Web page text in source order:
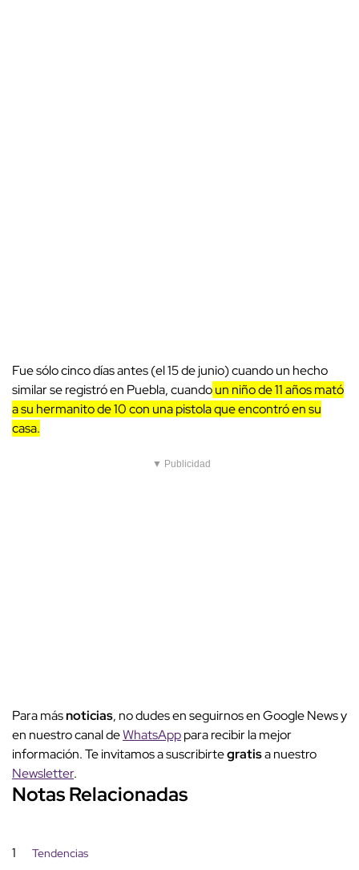
Fue sólo cinco días antes (el 15 de junio) cuando un hecho
similar se registró en Puebla, cuandoun niño de 11 años mató
a su hermanito de 10 con una pistola que encontró en su
casa.
▼ Publicidad
Para másnoticias, no dudes en seguirnos en Google News y
en nuestro canal deWhatsApppara recibir la mejor
información. Te invitamos a suscribirtegratisa nuestro
Newsletter.
Notas Relacionadas
1 Tendencias